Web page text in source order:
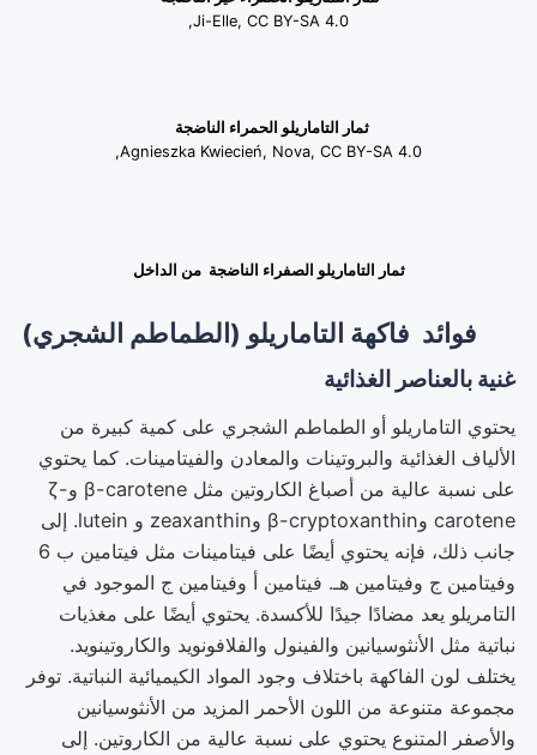
Ji-Elle, CC BY-SA 4.0,
ثمار التاماريلو الحمراء الناضجة
Agnieszka Kwiecień, Nova, CC BY-SA 4.0,
ثمار التاماريلو الصفراء الناضجة من الداخل
فوائد فاكهة التاماريلو (الطماطم الشجري)
غنية بالعناصر الغذائية
يحتوي التاماريلو أو الطماطم الشجري على كمية كبيرة من
الألياف الغذائية والبروتينات والمعادن والفيتامينات. كما يحتوي
على نسبة عالية من أصباغ الكاروتين مثل β-carotene وζ-
carotene وβ-cryptoxanthin وzeaxanthin و lutein. إلى
جانب ذلك، فإنه يحتوي أيضًا على فيتامينات مثل فيتامين ب 6
وفيتامين ج وفيتامين هـ. فيتامين أ وفيتامين ج الموجود في
التامريلو يعد مضادًا جيدًا للأكسدة. يحتوي أيضًا على مغذيات
نباتية مثل الأنثوسيانين والفينول والفلافونويد والكاروتينويد.
يختلف لون الفاكهة باختلاف وجود المواد الكيميائية النباتية. توفر
مجموعة متنوعة من اللون الأحمر المزيد من الأنثوسيانين
والأصفر المتنوع يحتوي على نسبة عالية من الكاروتين. إلى